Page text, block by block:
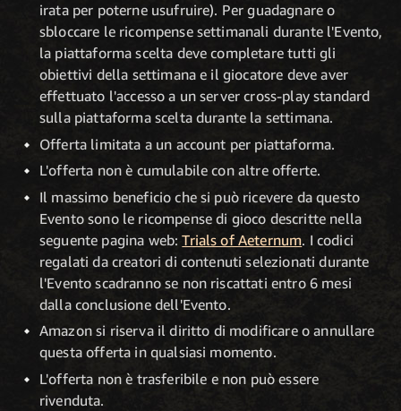
irata per poterne usufruire). Per guadagnare o
sbloccare le ricompense settimanali durante l'Evento,
la piattaforma scelta deve completare tutti gli
obiettivi della settimana e il giocatore deve aver
effettuato l'accesso a un server cross-play standard
sulla piattaforma scelta durante la settimana.
Offerta limitata a un account per piattaforma.
L'offerta non è cumulabile con altre offerte.
Il massimo beneficio che si può ricevere da questo
Evento sono le ricompense di gioco descritte nella
seguente pagina web:Trials of Aeternum. I codici
regalati da creatori di contenuti selezionati durante
l'Evento scadranno se non riscattati entro 6 mesi
dalla conclusione dell'Evento.
Amazon si riserva il diritto di modificare o annullare
questa offerta in qualsiasi momento.
L'offerta non è trasferibile e non può essere
rivenduta.